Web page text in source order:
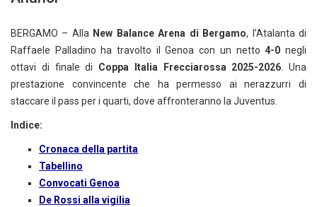
BERGAMO – Alla New Balance Arena di Bergamo, l’Atalanta di
Raffaele Palladino ha travolto il Genoa con un netto4-0 negli
ottavi di finale di Coppa Italia Frecciarossa 2025-2026. Una
prestazione convincente che ha permesso ai nerazzurri di
staccare il pass per i quarti, dove affronteranno la Juventus.
Indice:
Cronaca della partita
Tabellino
Convocati Genoa
De Rossi alla vigilia